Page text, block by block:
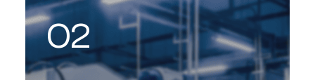
Gesundheitsüberwachung.